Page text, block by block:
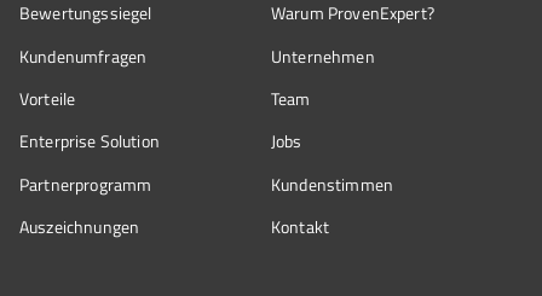
Bewertungssiegel
Kundenumfragen
Vorteile
Enterprise Solution
Partnerprogramm
Auszeichnungen
Warum ProvenExpert?
Unternehmen
Team
Jobs
Kundenstimmen
Kontakt